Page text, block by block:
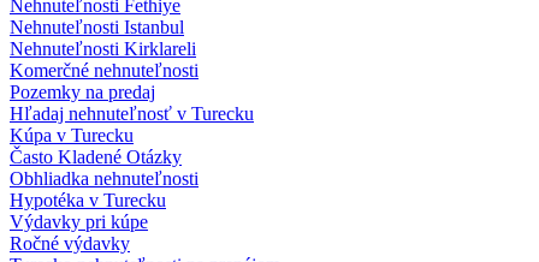
Nehnuteľnosti Fethiye
Nehnuteľnosti Istanbul
Nehnuteľnosti Kirklareli
Komerčné nehnuteľnosti
Pozemky na predaj
Hľadaj nehnuteľnosť v Turecku
Kúpa v Turecku
Často Kladené Otázky
Obhliadka nehnuteľnosti
Hypotéka v Turecku
Výdavky pri kúpe
Ročné výdavky